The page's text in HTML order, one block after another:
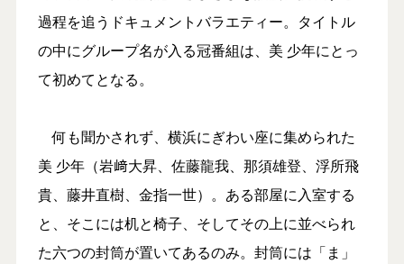
過程を追うドキュメントバラエティー。タイトル
の中にグループ名が入る冠番組は、美 少年にとっ
て初めてとなる。
何も聞かされず、横浜にぎわい座に集められた
美 少年（岩﨑大昇、佐藤龍我、那須雄登、浮所飛
貴、藤井直樹、金指一世）。ある部屋に入室する
と、そこには机と椅子、そしてその上に並べられ
た六つの封筒が置いてあるのみ。封筒には「ま」